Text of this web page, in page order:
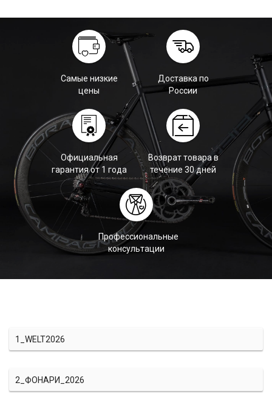
Самые низкие
цены
Доставка по
России
Официальная
гарантия от 1 года
Возврат товара в
течение 30 дней
Профессиональные
консультации
1_WELT2026
2_ФОНАРИ_2026